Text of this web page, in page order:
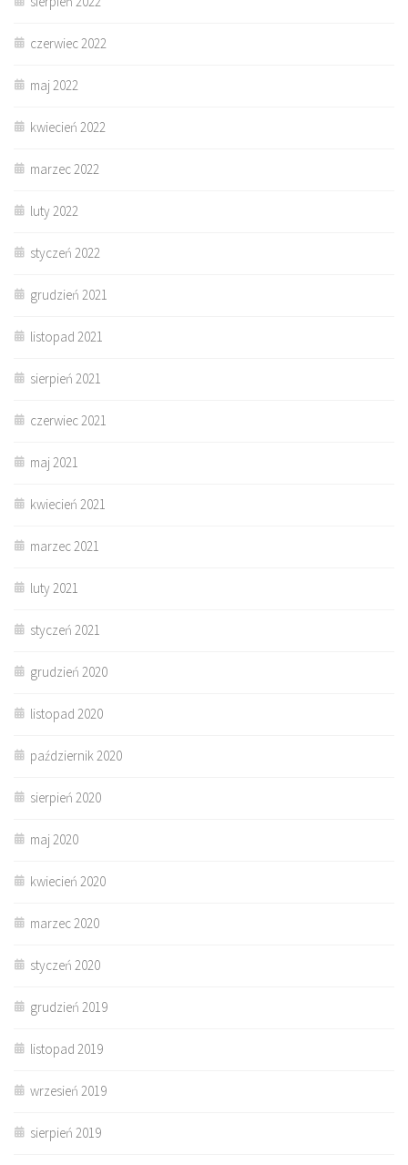
czerwiec 2022
maj 2022
kwiecień 2022
marzec 2022
luty 2022
styczeń 2022
grudzień 2021
listopad 2021
sierpień 2021
czerwiec 2021
maj 2021
kwiecień 2021
marzec 2021
luty 2021
styczeń 2021
grudzień 2020
listopad 2020
październik 2020
sierpień 2020
maj 2020
kwiecień 2020
marzec 2020
styczeń 2020
grudzień 2019
listopad 2019
wrzesień 2019
sierpień 2019